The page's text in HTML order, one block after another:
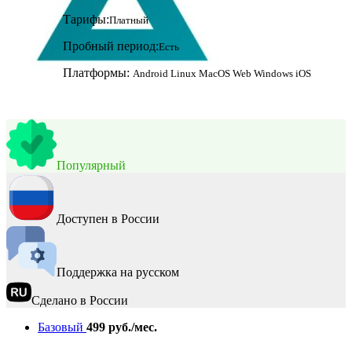
Тарифы:Платный
Пробный период:Есть
Платформы: Android Linux MacOS Web Windows iOS
Популярный
Доступен в России
Поддержка на русском
Сделано в России
Базовый 499 руб./мес.